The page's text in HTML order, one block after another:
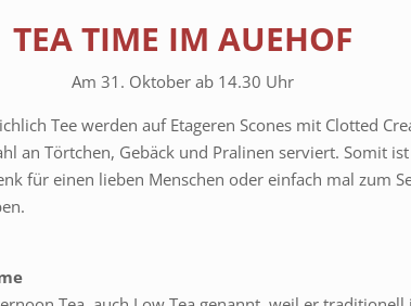
TEA TIME IM AUEHOF
Am 31. Oktober ab 14.30 Uhr
Tee werden auf Etageren Scones mit Clotted
an Törtchen, Gebäck und Pralinen serviert. Somit
für einen lieben Menschen oder einfach mal zum